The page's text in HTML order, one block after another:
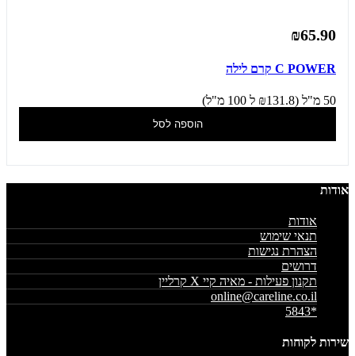
₪65.90
C POWER קרם לילה
50 מ"ל (₪131.8 ל 100 מ"ל)
הוספה לסל
אודות
אודות
תנאי שימוש
הצהרת נגישות
דרושים
תקנון פעילות - מאיה קיי X קרליין
online@careline.co.il
*5843
שירות לקוחות